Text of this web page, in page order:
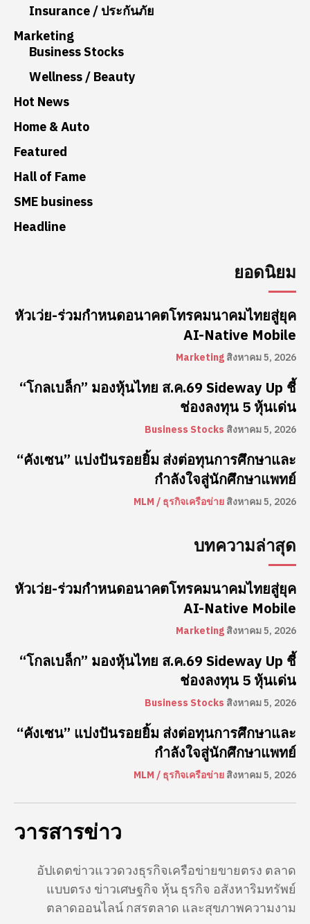
Insurance / ประกันภัย
Marketing
Business Stocks
Wellness / Beauty
Hot News
Home & Auto
Featured
Hall of Fame
SME business
Headline
ยอดนิยม
หัวเว่ย-ร่วมกำหนดอนาคตโทรคมนาคมไทยสู่ยุค
AI-Native Mobile
Marketingสิงหาคม 5, 2026
“โกลเบล็ก” มองหุ้นไทย ส.ค.69 Sideway Up ชี้
ช่องลงทุน 5 หุ้นเด่น
Business Stocks สิงหาคม 5, 2026
“คังเซน” แบ่งปันรอยยิ้ม ส่งต่อทุนการศึกษาและ
กำลังใจสู่นักศึกษาแพทย์
MLM / ธุรกิจเครือข่ายสิงหาคม 5, 2026
บทความล่าสุด
หัวเว่ย-ร่วมกำหนดอนาคตโทรคมนาคมไทยสู่ยุค
AI-Native Mobile
Marketingสิงหาคม 5, 2026
“โกลเบล็ก” มองหุ้นไทย ส.ค.69 Sideway Up ชี้
ช่องลงทุน 5 หุ้นเด่น
Business Stocks สิงหาคม 5, 2026
“คังเซน” แบ่งปันรอยยิ้ม ส่งต่อทุนการศึกษาและ
กำลังใจสู่นักศึกษาแพทย์
MLM / ธุรกิจเครือข่ายสิงหาคม 5, 2026
วารสารข่าว
อัปเดตข่าวแววดวงธุรกิจเครือข่ายขายตรง ตลาด
แบบตรง ข่าวเศษฐกิจ หุ้น ธุรกิจ อสังหาริมทรัพย์
ตลาดออนไลน์ กสรตลาด และสุขภาพความงาม